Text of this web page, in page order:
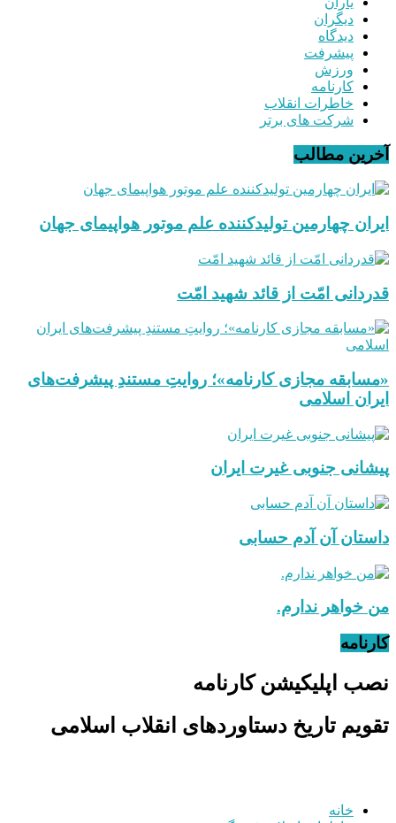
دیگران
دیدگاه
پیشرفت
ورزش
کارنامه
خاطرات انقلاب
شرکت های برتر
آخرین مطالب
ایران چهارمین تولیدکننده علم موتور هواپیمای جهان
قدردانی امّت از قائد شهید امّت
«مسابقه مجازی کارنامه»؛ روایتِ مستندِ پیشرفت‌های
ایران اسلامی
پیشانی جنوبی غیرت ایران
داستان آن آدم حسابی
من خواهر ندارم.
کارنامه
نصب اپلیکیشن کارنامه
تقویم تاریخ دستاوردهای انقلاب اسلامی
خانه